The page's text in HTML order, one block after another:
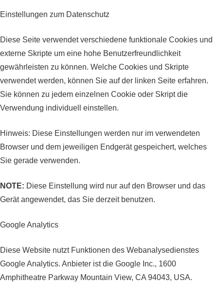
Einstellungen zum Datenschutz
Diese Seite verwendet verschiedene funktionale Cookies und
externe Skripte um eine hohe Benutzerfreundlichkeit
gewährleisten zu können. Welche Cookies und Skripte
verwendet werden, können Sie auf der linken Seite erfahren.
Sie können zu jedem einzelnen Cookie oder Skript die
Verwendung individuell einstellen.
Hinweis: Diese Einstellungen werden nur im verwendeten
Browser und dem jeweiligen Endgerät gespeichert, welches
Sie gerade verwenden.
NOTE: Diese Einstellung wird nur auf den Browser und das
Gerät angewendet, das Sie derzeit benutzen.
Google Analytics
Diese Website nutzt Funktionen des Webanalysedienstes
Google Analytics. Anbieter ist die Google Inc., 1600
Amphitheatre Parkway Mountain View, CA 94043, USA.